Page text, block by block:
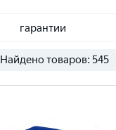
гарантии
Найдено товаров: 545